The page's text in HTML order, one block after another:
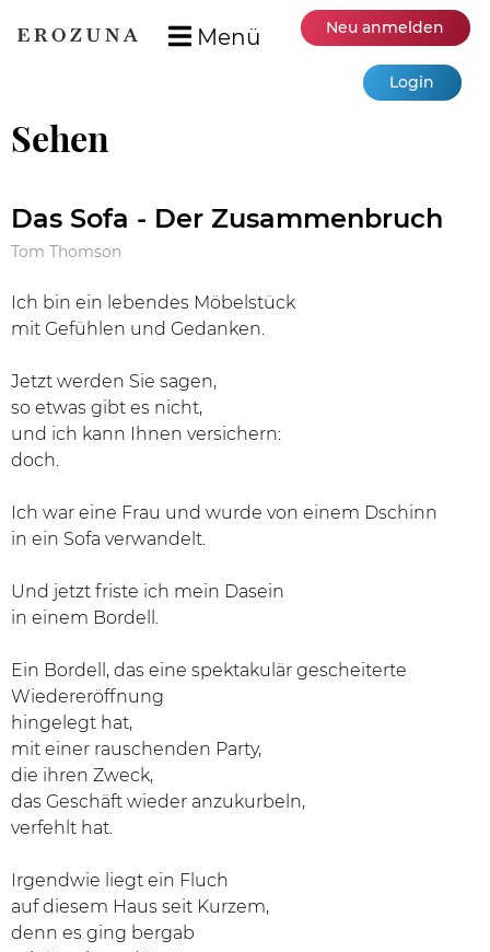
Menü Neu anmelden
Login
Sehen
Das Sofa - Der Zusammenbruch
Tom Thomson
Ich bin ein lebendes Möbelstück
mit Gefühlen und Gedanken.
Jetzt werden Sie sagen,
so etwas gibt es nicht,
und ich kann Ihnen versichern:
doch.
Ich war eine Frau und wurde von einem Dschinn
in ein Sofa verwandelt.
Und jetzt friste ich mein Dasein
in einem Bordell.
Ein Bordell, das eine spektakulär gescheiterte
Wiedereröffnung
hingelegt hat,
mit einer rauschenden Party,
die ihren Zweck,
das Geschäft wieder anzukurbeln,
verfehlt hat.
Irgendwie liegt ein Fluch
auf diesem Haus seit Kurzem,
denn es ging bergab